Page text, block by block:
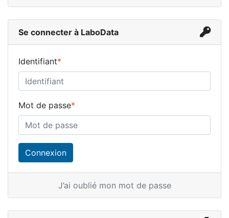
Se connecter à LaboData
Identifiant*
Mot de passe*
J’ai oublié mon mot de passe